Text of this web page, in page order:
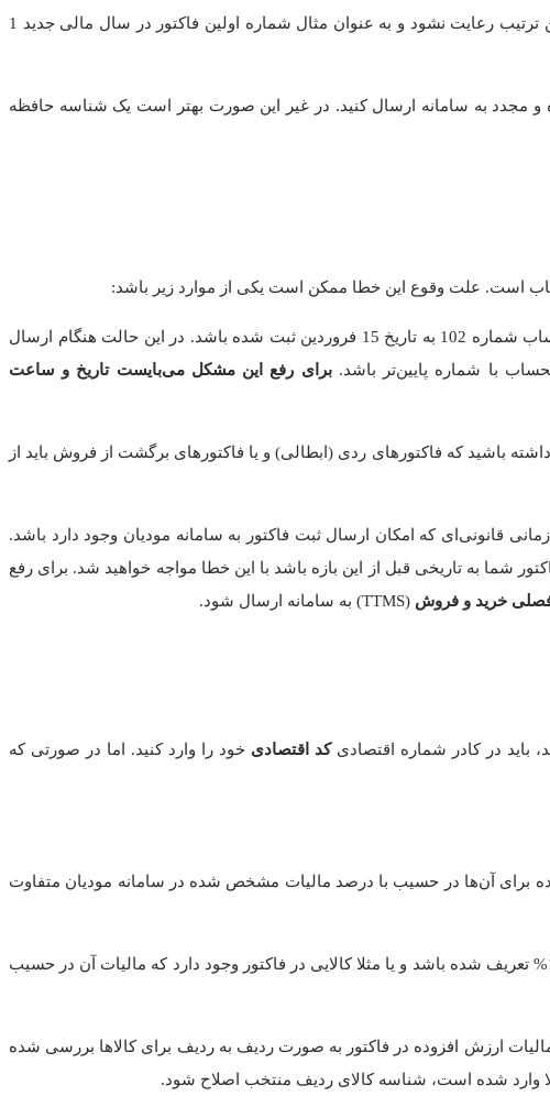
آخرین شماره فاکتور ثبت شده در سال مالی 1402 برابر با 250 باشد اولین شماره فاکتور ثبت شده در سال 1403 باید 251 باشد. اگر این ترتیب رعایت نشود و به عنوان مثال شماره اولین فاکتور در سال مالی جدید 1
مجدد به سامانه ارسال کنید. در غیر این صورت بهتر است یک شناسه حافظه
است. علت وقوع این خطا ممکن است یکی از موارد زیر باشد:
1. به دلیل عدم رعایت تقدم و تاخر زمانیِ ثبت صورتحساب. مثلا فرض کنید که صورتحساب با شماره 100 به تاریخ 19 فروردین و صورتحساب شماره 102 به تاریخ 15 فروردین ثبت شده باشد. در این حالت هنگام ارسال
برای رفع این مشکل می‌بایست تاریخ و ساعت
باشید که فاکتورهای ردی (ابطالی) و یا فاکتورهای برگشت از فروش باید از
قانونی‌ای که امکان ارسال ثبت فاکتور به سامانه مودیان وجود دارد باشد.
به سامانه وجود دارد و در صورتی که تاریخ فاکتور شما به تاریخی قبل از این بازه باشد با این خطا مواجه خواهید شد. برای رفع
خرید و فروش (TTMS) به سامانه ارسال شود.
در کادر شماره اقتصادیکد اقتصادی خود را وارد کنید. اما در صورتی که
برای آن‌ها در حسیب با درصد مالیات مشخص شده در سامانه مودیان متفاوت
مثلا کالایی در فاکتور فروش شما وجود دارد که مالیات ارزش افزوده آن در سایت سامانه 16% است اما در حسیب مالیات برای آن کالا 10% تعریف شده باشد و یا مثلا کالایی در فاکتور وجود دارد که مالیات آن در حسیب
ارزش افزوده در فاکتور به صورت ردیف به ردیف برای کالاها بررسی شده
وارد شده است، شناسه کالای ردیف منتخب اصلاح شود.